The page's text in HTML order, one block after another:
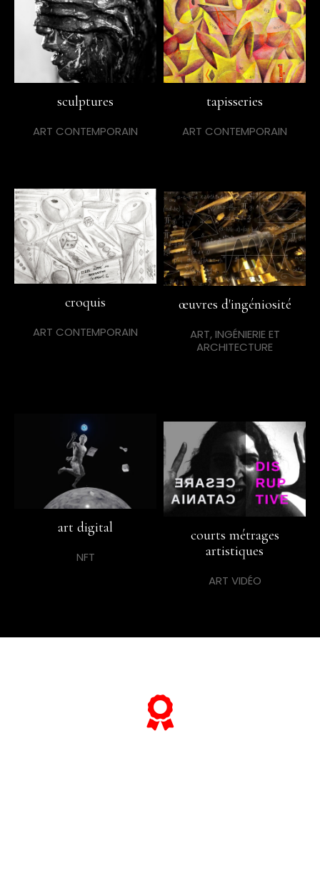
sculptures
ART CONTEMPORAIN
tapisseries
ART CONTEMPORAIN
croquis
ART CONTEMPORAIN
œuvres d'ingéniosité
ART, INGÉNIERIE ET
ARCHITECTURE
art digital
NFT
courts métrages
artistiques
ART VIDÉO